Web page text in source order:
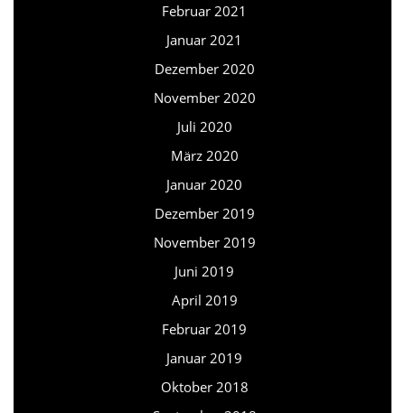
Februar 2021
Januar 2021
Dezember 2020
November 2020
Juli 2020
März 2020
Januar 2020
Dezember 2019
November 2019
Juni 2019
April 2019
Februar 2019
Januar 2019
Oktober 2018